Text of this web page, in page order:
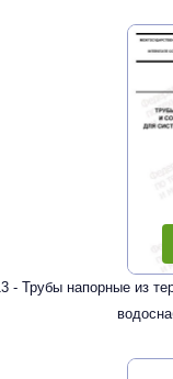
- Трубы напорные из